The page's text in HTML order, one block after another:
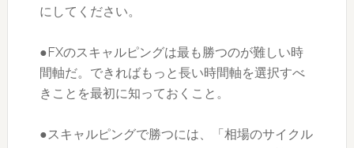
にしてください。
●FXのスキャルピングは最も勝つのが難しい時
間軸だ。できればもっと長い時間軸を選択すべ
きことを最初に知っておくこと。
●スキャルピングで勝つには、「相場のサイクル